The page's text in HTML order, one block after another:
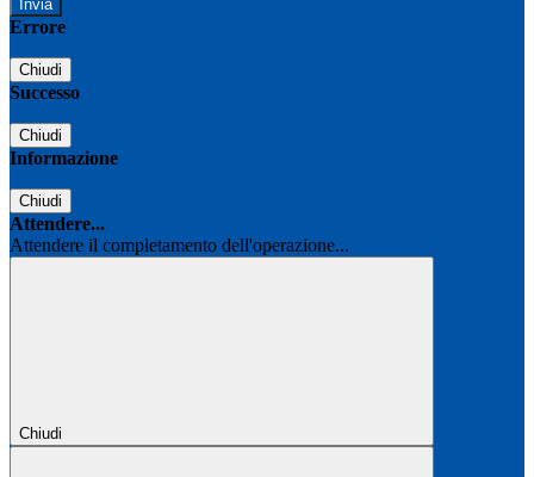
Errore
Chiudi
Successo
Chiudi
Informazione
Chiudi
Attendere...
Attendere il completamento dell'operazione...
Chiudi